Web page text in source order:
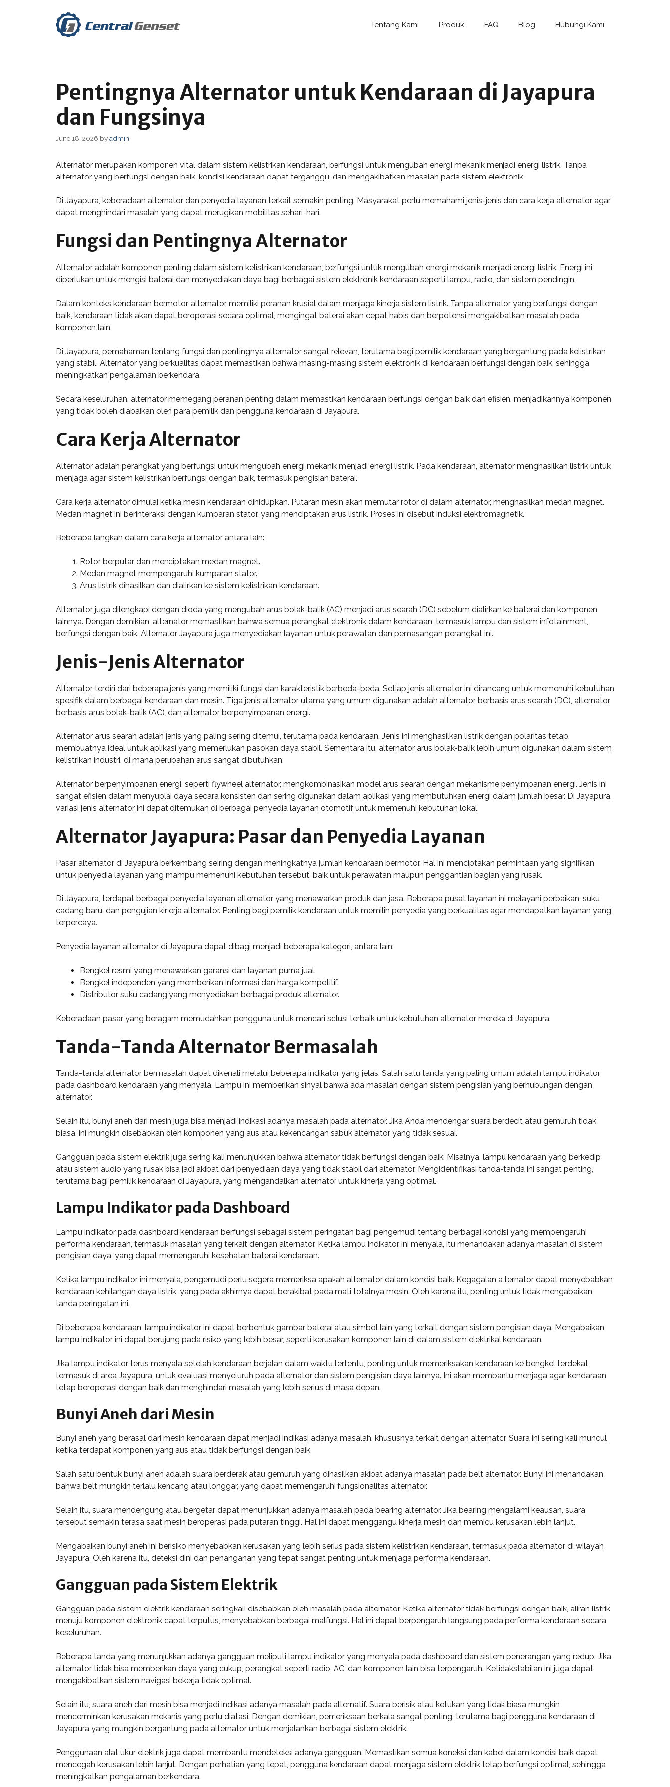
Tentang Kami Produk FAQ Blog Hubungi Kami
Pentingnya Alternator untuk Kendaraan di Jayapura
dan Fungsinya
June 18, 2026 byadmin
Alternator merupakan komponen vital dalam sistem kelistrikan kendaraan, berfungsi untuk mengubah energi mekanik menjadi energi listrik. Tanpa
alternator yang berfungsi dengan baik, kondisi kendaraan dapat terganggu, dan mengakibatkan masalah pada sistem elektronik.
Di Jayapura, keberadaan alternator dan penyedia layanan terkait semakin penting. Masyarakat perlu memahami jenis-jenis dan cara kerja alternator agar
dapat menghindari masalah yang dapat merugikan mobilitas sehari-hari.
Fungsi dan Pentingnya Alternator
Alternator adalah komponen penting dalam sistem kelistrikan kendaraan, berfungsi untuk mengubah energi mekanik menjadi energi listrik. Energi ini
diperlukan untuk mengisi baterai dan menyediakan daya bagi berbagai sistem elektronik kendaraan seperti lampu, radio, dan sistem pendingin.
Dalam konteks kendaraan bermotor, alternator memiliki peranan krusial dalam menjaga kinerja sistem listrik. Tanpa alternator yang berfungsi dengan
baik, kendaraan tidak akan dapat beroperasi secara optimal, mengingat baterai akan cepat habis dan berpotensi mengakibatkan masalah pada
komponen lain.
Di Jayapura, pemahaman tentang fungsi dan pentingnya alternator sangat relevan, terutama bagi pemilik kendaraan yang bergantung pada kelistrikan
yang stabil. Alternator yang berkualitas dapat memastikan bahwa masing-masing sistem elektronik di kendaraan berfungsi dengan baik, sehingga
meningkatkan pengalaman berkendara.
Secara keseluruhan, alternator memegang peranan penting dalam memastikan kendaraan berfungsi dengan baik dan efisien, menjadikannya komponen
yang tidak boleh diabaikan oleh para pemilik dan pengguna kendaraan di Jayapura.
Cara Kerja Alternator
Alternator adalah perangkat yang berfungsi untuk mengubah energi mekanik menjadi energi listrik. Pada kendaraan, alternator menghasilkan listrik untuk
menjaga agar sistem kelistrikan berfungsi dengan baik, termasuk pengisian baterai.
Cara kerja alternator dimulai ketika mesin kendaraan dihidupkan. Putaran mesin akan memutar rotor di dalam alternator, menghasilkan medan magnet.
Medan magnet ini berinteraksi dengan kumparan stator, yang menciptakan arus listrik. Proses ini disebut induksi elektromagnetik.
Beberapa langkah dalam cara kerja alternator antara lain:
Rotor berputar dan menciptakan medan magnet.
Medan magnet mempengaruhi kumparan stator.
Arus listrik dihasilkan dan dialirkan ke sistem kelistrikan kendaraan.
Alternator juga dilengkapi dengan dioda yang mengubah arus bolak-balik (AC) menjadi arus searah (DC) sebelum dialirkan ke baterai dan komponen
lainnya. Dengan demikian, alternator memastikan bahwa semua perangkat elektronik dalam kendaraan, termasuk lampu dan sistem infotainment,
berfungsi dengan baik. Alternator Jayapura juga menyediakan layanan untuk perawatan dan pemasangan perangkat ini.
Jenis-Jenis Alternator
Alternator terdiri dari beberapa jenis yang memiliki fungsi dan karakteristik berbeda-beda. Setiap jenis alternator ini dirancang untuk memenuhi kebutuhan
spesifik dalam berbagai kendaraan dan mesin. Tiga jenis alternator utama yang umum digunakan adalah alternator berbasis arus searah (DC), alternator
berbasis arus bolak-balik (AC), dan alternator berpenyimpanan energi.
Alternator arus searah adalah jenis yang paling sering ditemui, terutama pada kendaraan. Jenis ini menghasilkan listrik dengan polaritas tetap,
membuatnya ideal untuk aplikasi yang memerlukan pasokan daya stabil. Sementara itu, alternator arus bolak-balik lebih umum digunakan dalam sistem
kelistrikan industri, di mana perubahan arus sangat dibutuhkan.
Alternator berpenyimpanan energi, seperti flywheel alternator, mengkombinasikan model arus searah dengan mekanisme penyimpanan energi. Jenis ini
sangat efisien dalam menyuplai daya secara konsisten dan sering digunakan dalam aplikasi yang membutuhkan energi dalam jumlah besar. Di Jayapura,
variasi jenis alternator ini dapat ditemukan di berbagai penyedia layanan otomotif untuk memenuhi kebutuhan lokal.
Alternator Jayapura: Pasar dan Penyedia Layanan
Pasar alternator di Jayapura berkembang seiring dengan meningkatnya jumlah kendaraan bermotor. Hal ini menciptakan permintaan yang signifikan
untuk penyedia layanan yang mampu memenuhi kebutuhan tersebut, baik untuk perawatan maupun penggantian bagian yang rusak.
Di Jayapura, terdapat berbagai penyedia layanan alternator yang menawarkan produk dan jasa. Beberapa pusat layanan ini melayani perbaikan, suku
cadang baru, dan pengujian kinerja alternator. Penting bagi pemilik kendaraan untuk memilih penyedia yang berkualitas agar mendapatkan layanan yang
terpercaya.
Penyedia layanan alternator di Jayapura dapat dibagi menjadi beberapa kategori, antara lain:
Bengkel resmi yang menawarkan garansi dan layanan purna jual.
Bengkel independen yang memberikan informasi dan harga kompetitif.
Distributor suku cadang yang menyediakan berbagai produk alternator.
Keberadaan pasar yang beragam memudahkan pengguna untuk mencari solusi terbaik untuk kebutuhan alternator mereka di Jayapura.
Tanda-Tanda Alternator Bermasalah
Tanda-tanda alternator bermasalah dapat dikenali melalui beberapa indikator yang jelas. Salah satu tanda yang paling umum adalah lampu indikator
pada dashboard kendaraan yang menyala. Lampu ini memberikan sinyal bahwa ada masalah dengan sistem pengisian yang berhubungan dengan
alternator.
Selain itu, bunyi aneh dari mesin juga bisa menjadi indikasi adanya masalah pada alternator. Jika Anda mendengar suara berdecit atau gemuruh tidak
biasa, ini mungkin disebabkan oleh komponen yang aus atau kekencangan sabuk alternator yang tidak sesuai.
Gangguan pada sistem elektrik juga sering kali menunjukkan bahwa alternator tidak berfungsi dengan baik. Misalnya, lampu kendaraan yang berkedip
atau sistem audio yang rusak bisa jadi akibat dari penyediaan daya yang tidak stabil dari alternator. Mengidentifikasi tanda-tanda ini sangat penting,
terutama bagi pemilik kendaraan di Jayapura, yang mengandalkan alternator untuk kinerja yang optimal.
Lampu Indikator pada Dashboard
Lampu indikator pada dashboard kendaraan berfungsi sebagai sistem peringatan bagi pengemudi tentang berbagai kondisi yang mempengaruhi
performa kendaraan, termasuk masalah yang terkait dengan alternator. Ketika lampu indikator ini menyala, itu menandakan adanya masalah di sistem
pengisian daya, yang dapat memengaruhi kesehatan baterai kendaraan.
Ketika lampu indikator ini menyala, pengemudi perlu segera memeriksa apakah alternator dalam kondisi baik. Kegagalan alternator dapat menyebabkan
kendaraan kehilangan daya listrik, yang pada akhirnya dapat berakibat pada mati totalnya mesin. Oleh karena itu, penting untuk tidak mengabaikan
tanda peringatan ini.
Di beberapa kendaraan, lampu indikator ini dapat berbentuk gambar baterai atau simbol lain yang terkait dengan sistem pengisian daya. Mengabaikan
lampu indikator ini dapat berujung pada risiko yang lebih besar, seperti kerusakan komponen lain di dalam sistem elektrikal kendaraan.
Jika lampu indikator terus menyala setelah kendaraan berjalan dalam waktu tertentu, penting untuk memeriksakan kendaraan ke bengkel terdekat,
termasuk di area Jayapura, untuk evaluasi menyeluruh pada alternator dan sistem pengisian daya lainnya. Ini akan membantu menjaga agar kendaraan
tetap beroperasi dengan baik dan menghindari masalah yang lebih serius di masa depan.
Bunyi Aneh dari Mesin
Bunyi aneh yang berasal dari mesin kendaraan dapat menjadi indikasi adanya masalah, khususnya terkait dengan alternator. Suara ini sering kali muncul
ketika terdapat komponen yang aus atau tidak berfungsi dengan baik.
Salah satu bentuk bunyi aneh adalah suara berderak atau gemuruh yang dihasilkan akibat adanya masalah pada belt alternator. Bunyi ini menandakan
bahwa belt mungkin terlalu kencang atau longgar, yang dapat memengaruhi fungsionalitas alternator.
Selain itu, suara mendengung atau bergetar dapat menunjukkan adanya masalah pada bearing alternator. Jika bearing mengalami keausan, suara
tersebut semakin terasa saat mesin beroperasi pada putaran tinggi. Hal ini dapat menggangu kinerja mesin dan memicu kerusakan lebih lanjut.
Mengabaikan bunyi aneh ini berisiko menyebabkan kerusakan yang lebih serius pada sistem kelistrikan kendaraan, termasuk pada alternator di wilayah
Jayapura. Oleh karena itu, deteksi dini dan penanganan yang tepat sangat penting untuk menjaga performa kendaraan.
Gangguan pada Sistem Elektrik
Gangguan pada sistem elektrik kendaraan seringkali disebabkan oleh masalah pada alternator. Ketika alternator tidak berfungsi dengan baik, aliran listrik
menuju komponen elektronik dapat terputus, menyebabkan berbagai malfungsi. Hal ini dapat berpengaruh langsung pada performa kendaraan secara
keseluruhan.
Beberapa tanda yang menunjukkan adanya gangguan meliputi lampu indikator yang menyala pada dashboard dan sistem penerangan yang redup. Jika
alternator tidak bisa memberikan daya yang cukup, perangkat seperti radio, AC, dan komponen lain bisa terpengaruh. Ketidakstabilan ini juga dapat
mengakibatkan sistem navigasi bekerja tidak optimal.
Selain itu, suara aneh dari mesin bisa menjadi indikasi adanya masalah pada alternatif. Suara berisik atau ketukan yang tidak biasa mungkin
mencerminkan kerusakan mekanis yang perlu diatasi. Dengan demikian, pemeriksaan berkala sangat penting, terutama bagi pengguna kendaraan di
Jayapura yang mungkin bergantung pada alternator untuk menjalankan berbagai sistem elektrik.
Penggunaan alat ukur elektrik juga dapat membantu mendeteksi adanya gangguan. Memastikan semua koneksi dan kabel dalam kondisi baik dapat
mencegah kerusakan lebih lanjut. Dengan perhatian yang tepat, pengguna kendaraan dapat menjaga sistem elektrik tetap berfungsi optimal, sehingga
meningkatkan pengalaman berkendara.